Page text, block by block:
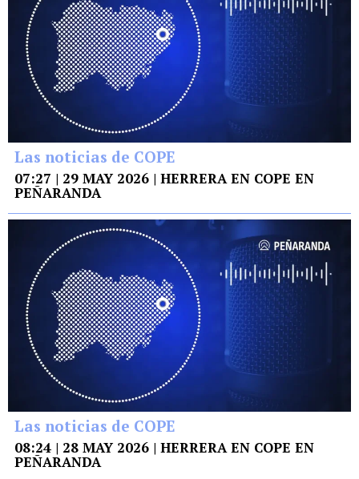
Las noticias de COPE
07:27 | 29 MAY 2026 | HERRERA EN COPE EN
PEÑARANDA
Las noticias de COPE
08:24 | 28 MAY 2026 | HERRERA EN COPE EN
PEÑARANDA